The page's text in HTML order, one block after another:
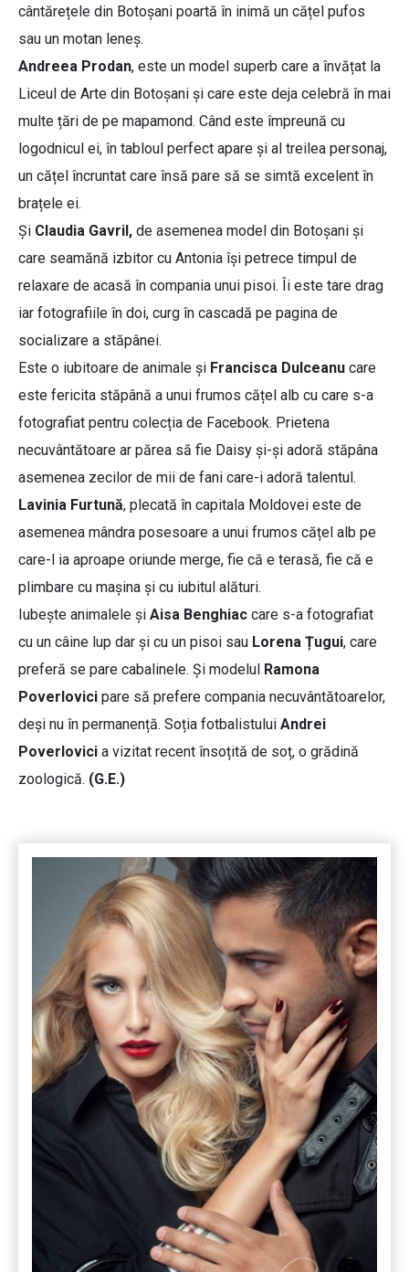
cântărețele din Botoșani poartă în inimă un cățel pufos
sau un motan leneș.
Andreea Prodan, este un model superb care a învățat la
Liceul de Arte din Botoșani și care este deja celebră în mai
multe țări de pe mapamond. Când este împreună cu
logodnicul ei, în tabloul perfect apare și al treilea personaj,
un cățel încruntat care însă pare să se simtă excelent în
brațele ei.
Și Claudia Gavril, de asemenea model din Botoșani și
care seamănă izbitor cu Antonia își petrece timpul de
relaxare de acasă în compania unui pisoi. Îi este tare drag
iar fotografiile în doi, curg în cascadă pe pagina de
socializare a stăpânei.
Este o iubitoare de animale și Francisca Dulceanu care
este fericita stăpână a unui frumos cățel alb cu care s-a
fotografiat pentru colecția de Facebook. Prietena
necuvântătoare ar părea să fie Daisy și-și adoră stăpâna
asemenea zecilor de mii de fani care-i adoră talentul.
Lavinia Furtună, plecată în capitala Moldovei este de
asemenea mândra posesoare a unui frumos cățel alb pe
care-l ia aproape oriunde merge, fie că e terasă, fie că e
plimbare cu mașina și cu iubitul alături.
Iubește animalele și Aisa Benghiac care s-a fotografiat
cu un câine lup dar și cu un pisoi sau Lorena Țugui, care
preferă se pare cabalinele. Și modelul Ramona
Poverlovici pare să prefere compania necuvântătoarelor,
deși nu în permanență. Soția fotbalistului Andrei
Poverlovici a vizitat recent însoțită de soț, o grădină
zoologică. (G.E.)